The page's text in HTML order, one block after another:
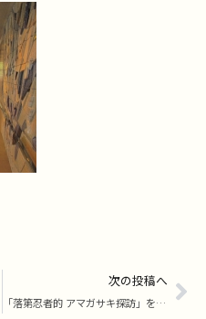
次の投稿へ
「落第忍者的 アマガサキ探訪」を行いました。